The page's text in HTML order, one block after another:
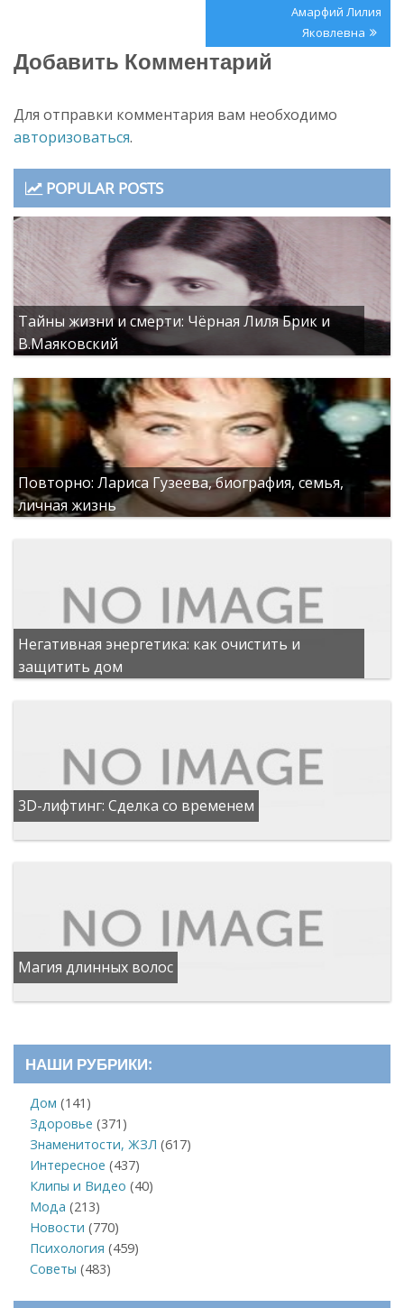
Post:Амарфий Лилия
Яковлевна
Добавить Комментарий
Для отправки комментария вам необходимо
авторизоваться.
POPULAR POSTS
Тайны жизни и смерти: Чёрная Лиля Брик и
В.Маяковский
Повторно: Лариса Гузеева, биография, семья,
личная жизнь
Негативная энергетика: как очистить и
защитить дом
3D-лифтинг: Сделка со временем
Магия длинных волос
НАШИ РУБРИКИ:
Дом (141)
Здоровье (371)
Знаменитости, ЖЗЛ (617)
Интересное (437)
Клипы и Видео (40)
Мода (213)
Новости (770)
Психология (459)
Советы (483)